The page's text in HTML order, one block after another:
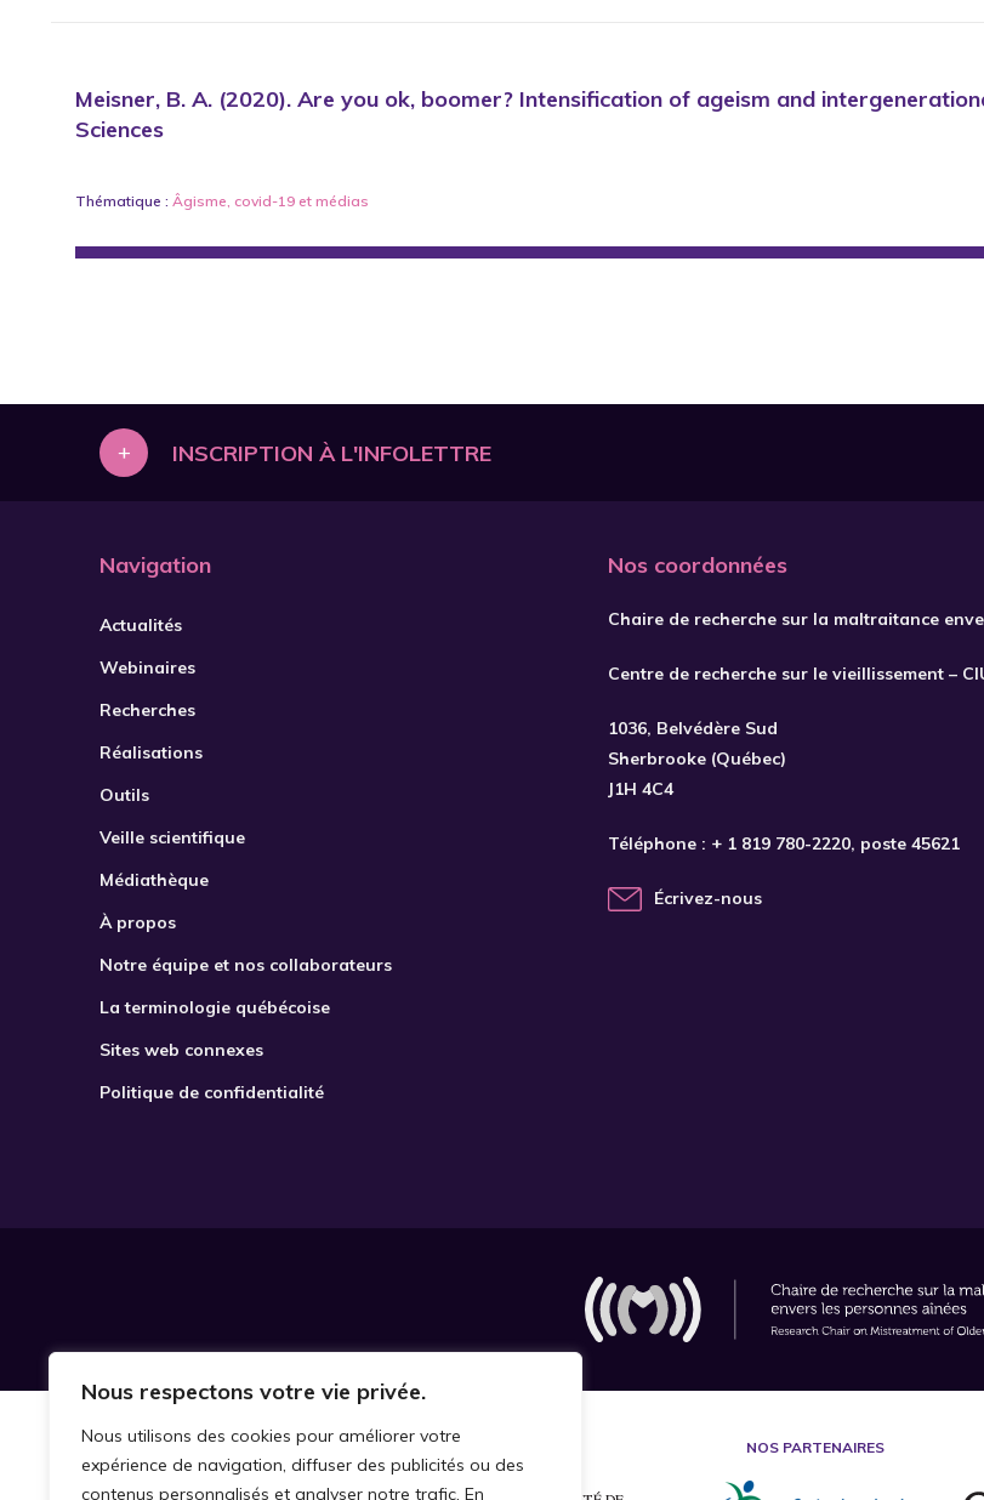
Nous respectons votre vie privée.
Nous utilisons des cookies pour améliorer votre
expérience de navigation, diffuser des publicités ou des
contenus personnalisés et analyser notre trafic. En
Meisner, B. A. (2020). Are you ok, boomer? Intensification of ageism and
Sciences
Thématique : Âgisme, covid-19 et médias
+ INSCRIPTION À L'INFOLETTRE
Navigation
Actualités
Webinaires
Recherches
Réalisations
Outils
Veille scientifique
Médiathèque
À propos
Notre équipe et nos collaborateurs
La terminologie québécoise
Sites web connexes
Politique de confidentialité
Nos coordonnées
Chaire de recherche sur la maltraitance
Centre de recherche sur le vieillissement –
1036, Belvédère Sud
Sherbrooke (Québec)
J1H 4C4
Téléphone : + 1 819 780-2220, poste 45621
Écrivez-nous
NOS PARTENAIRES